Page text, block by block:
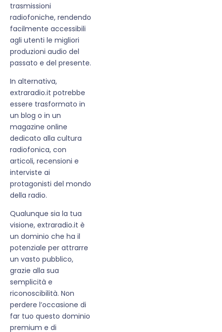
trasmissioni
radiofoniche, rendendo
facilmente accessibili
agli utenti le migliori
produzioni audio del
passato e del presente.
In alternativa,
extraradio.it potrebbe
essere trasformato in
un blog o in un
magazine online
dedicato alla cultura
radiofonica, con
articoli, recensioni e
interviste ai
protagonisti del mondo
della radio.
Qualunque sia la tua
visione, extraradio.it è
un dominio che ha il
potenziale per attrarre
un vasto pubblico,
grazie alla sua
semplicità e
riconoscibilità. Non
perdere l’occasione di
far tuo questo dominio
premium e di